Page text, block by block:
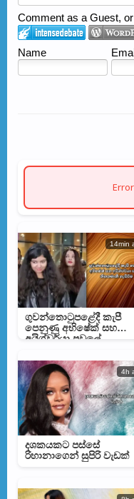
Comment as a Guest,
Name
14min
ගුවන්තොටුපළේදී කැපී
පෙනුණු අභිෂේක් සහ
අයිශ්වර්යා පවුලේ
4h
දශකයකට පස්සේ
රිහානාගෙන් සුපිරි වැඩක්